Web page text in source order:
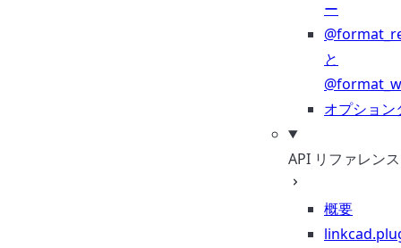
ー
と
オプション
API リファレンス
概要